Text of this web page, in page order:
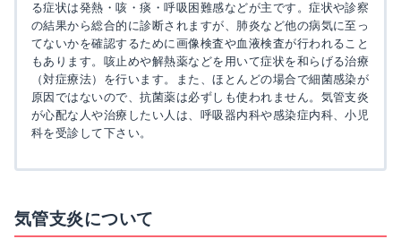
る症状は発熱・咳・痰・呼吸困難感などが主です。症状や診察
の結果から総合的に診断されますが、肺炎など他の病気に至っ
てないかを確認するために画像検査や血液検査が行われること
もあります。咳止めや解熱薬などを用いて症状を和らげる治療
（対症療法）を行います。また、ほとんどの場合で細菌感染が
原因ではないので、抗菌薬は必ずしも使われません。気管支炎
が心配な人や治療したい人は、呼吸器内科や感染症内科、小児
科を受診して下さい。
気管支炎について